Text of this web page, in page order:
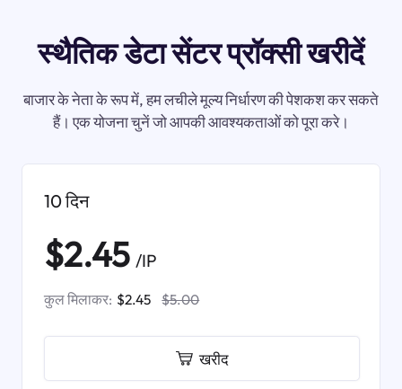
स्थैतिक डेटा सेंटर प्रॉक्सी खरीदें
बाजार के नेता के रूप में, हम लचीले मूल्य निर्धारण की पेशकश कर सकते
हैं। एक योजना चुनें जो आपकी आवश्यकताओं को पूरा करे।
10 दिन
$2.45 /IP
कुल मिलाकर: $2.45 $5.00
खरीद